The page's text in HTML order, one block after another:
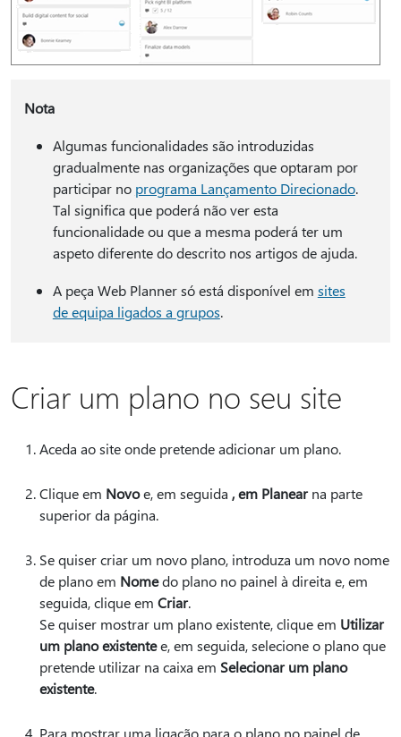
Nota
Algumas funcionalidades são introduzidas
gradualmente nas organizações que optaram por
participar no programa Lançamento Direcionado.
Tal significa que poderá não ver esta
funcionalidade ou que a mesma poderá ter um
aspeto diferente do descrito nos artigos de ajuda.
A peça Web Planner só está disponível em sites
de equipa ligados a grupos.
Criar um plano no seu site
Aceda ao site onde pretende adicionar um plano.
Clique em Novoe, em seguida , em Planearna parte
superior da página.
Se quiser criar um novo plano, introduza um novo nome
de plano em Nomedo plano no painel à direita e, em
seguida, clique em Criar.
Se quiser mostrar um plano existente, clique em Utilizar
um plano existentee, em seguida, selecione o plano que
pretende utilizar na caixa em Selecionar um plano
existente.
Para mostrar uma ligação para o plano no painel de